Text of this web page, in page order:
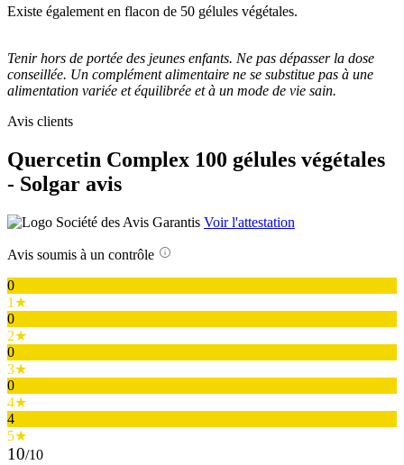
Existe également en flacon de 50 gélules végétales.
Tenir hors de portée des jeunes enfants. Ne pas dépasser la dose
conseillée. Un complément alimentaire ne se substitue pas à une
alimentation variée et équilibrée et à un mode de vie sain.
Avis clients
Quercetin Complex 100 gélules végétales
- Solgar avis
Voir l'attestation
Avis soumis à un contrôle
0
1★
0
2★
0
3★
0
4★
4
5★
10/10